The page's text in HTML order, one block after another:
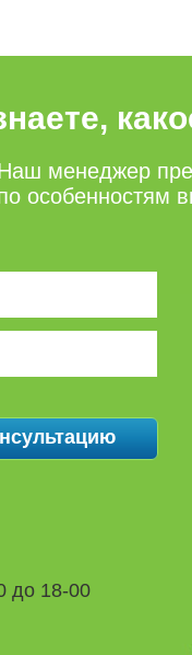
менеджер
особенностям
до 18-00